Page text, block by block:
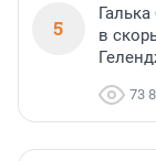
5
в
73